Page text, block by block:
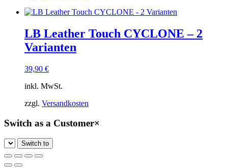
LB Leather Touch CYCLONE – 2
Varianten
39,90 €
inkl. MwSt.
zzgl. Versandkosten
Switch as a Customer×